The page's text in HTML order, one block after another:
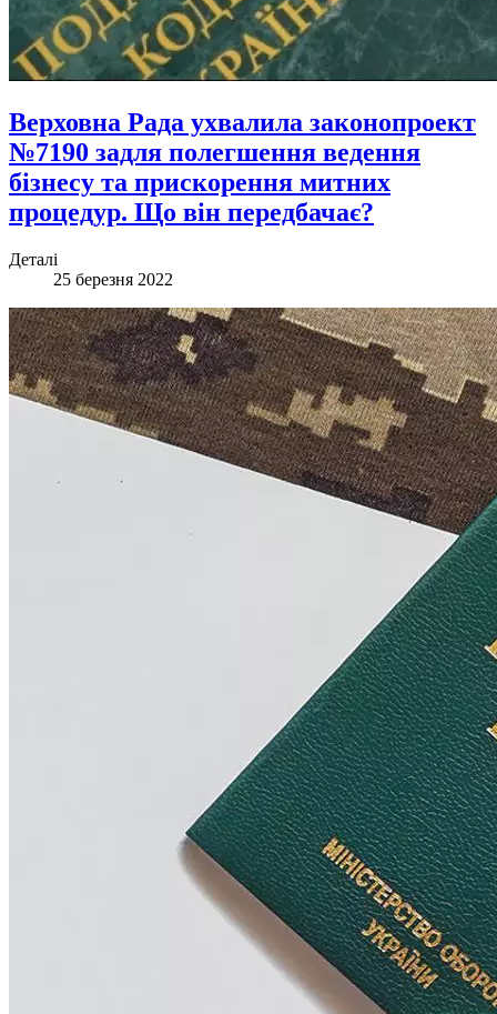
Верховна Рада ухвалила законопроект
№7190 задля полегшення ведення
бізнесу та прискорення митних
процедур. Що він передбачає?
Деталі
25 березня 2022